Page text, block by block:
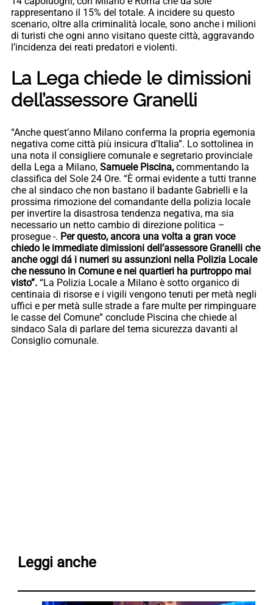
rappresentano il 15% del totale. A incidere su questo
scenario, oltre alla criminalità locale, sono anche i milioni
di turisti che ogni anno visitano queste città, aggravando
l’incidenza dei reati predatori e violenti.
La Lega chiede le dimissioni
dell’assessore Granelli
“Anche quest’anno Milano conferma la propria egemonia
negativa come città più insicura d’Italia”. Lo sottolinea in
una nota il consigliere comunale e segretario provinciale
della Lega a Milano, Samuele Piscina, commentando la
classifica del Sole 24 Ore. “È ormai evidente a tutti tranne
che al sindaco che non bastano il badante Gabrielli e la
prossima rimozione del comandante della polizia locale
per invertire la disastrosa tendenza negativa, ma sia
necessario un netto cambio di direzione politica –
prosegue -. Per questo, ancora una volta a gran voce
chiedo le immediate dimissioni dell’assessore Granelli che
anche oggi dá i numeri su assunzioni nella Polizia Locale
che nessuno in Comune e nei quartieri ha purtroppo mai
visto”. “La Polizia Locale a Milano è sotto organico di
centinaia di risorse e i vigili vengono tenuti per metà negli
uffici e per metà sulle strade a fare multe per rimpinguare
le casse del Comune” conclude Piscina che chiede al
sindaco Sala di parlare del tema sicurezza davanti al
Consiglio comunale.
Leggi anche